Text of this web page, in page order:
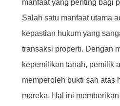
manfaat yang penting bagi
Salah satu manfaat utama
kepastian hukum yang
transaksi properti. Dengan
kepemilikan tanah, pemilik
memperoleh bukti sah atas
mereka. Hal ini